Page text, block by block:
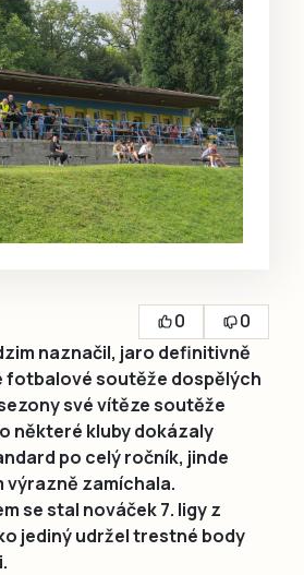
0
0
naznačil, jaro definitivně
fotbalové soutěže dospělých
své vítěze soutěže
některé kluby dokázaly
po celý ročník, jinde
výrazně zamíchala.
se stal nováček 7. ligy z
jediný udržel trestné body